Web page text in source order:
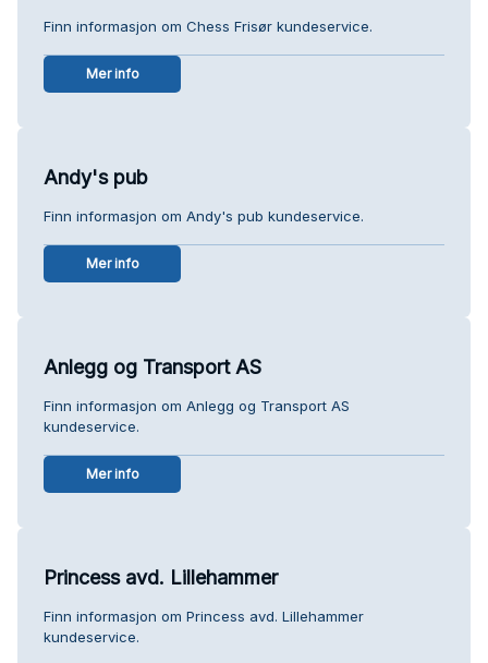
Finn informasjon om Chess Frisør kundeservice.
Mer info
Andy's pub
Finn informasjon om Andy's pub kundeservice.
Mer info
Anlegg og Transport AS
Finn informasjon om Anlegg og Transport AS
kundeservice.
Mer info
Princess avd. Lillehammer
Finn informasjon om Princess avd. Lillehammer
kundeservice.